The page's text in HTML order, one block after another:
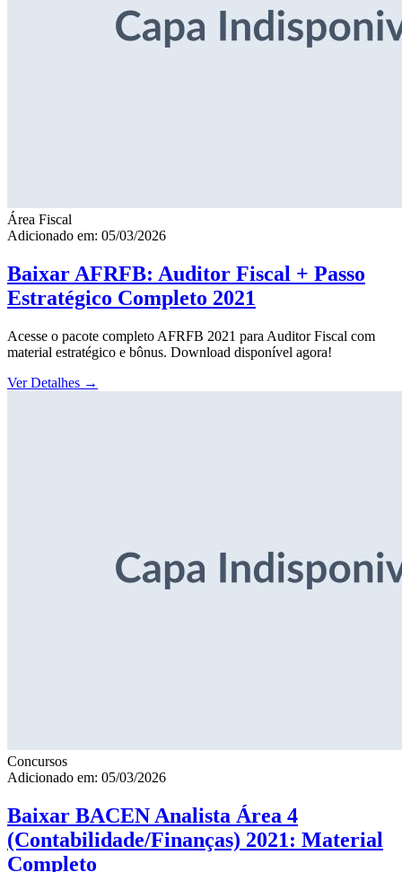
Área Fiscal
Adicionado em: 05/03/2026
Baixar AFRFB: Auditor Fiscal + Passo
Estratégico Completo 2021
Acesse o pacote completo AFRFB 2021 para Auditor Fiscal com
material estratégico e bônus. Download disponível agora!
Ver Detalhes →
Concursos
Adicionado em: 05/03/2026
Baixar BACEN Analista Área 4
(Contabilidade/Finanças) 2021: Material
Completo